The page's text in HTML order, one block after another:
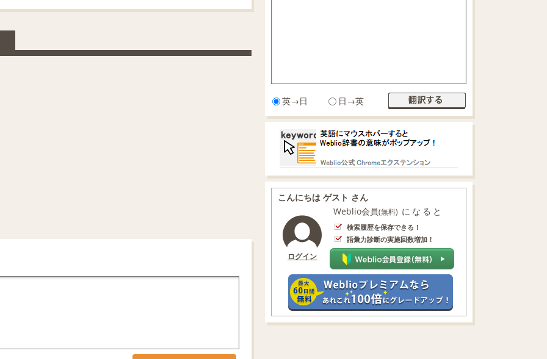
英→日 日→英
こんにちは ゲスト さん
ログイン
Weblio会員(無料) になると
検索履歴を保存できる！
語彙力診断の実施回数増加！